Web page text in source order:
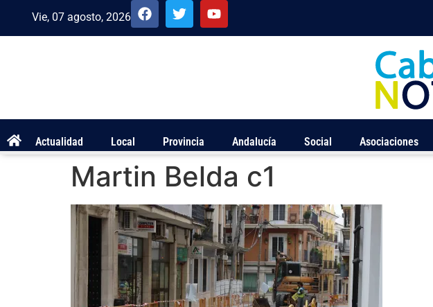
Vie, 07 agosto, 2026
Actualidad Local Provincia Andalucía Social Asociaciones
Martin Belda c1